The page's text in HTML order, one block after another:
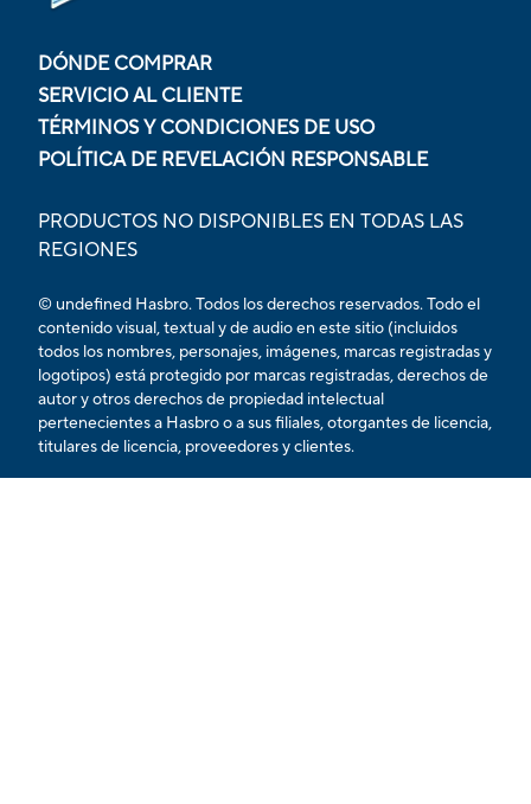
DÓNDE COMPRAR
SERVICIO AL CLIENTE
TÉRMINOS Y CONDICIONES DE USO
POLÍTICA DE REVELACIÓN RESPONSABLE
PRODUCTOS NO DISPONIBLES EN TODAS LAS
REGIONES
© undefined Hasbro. Todos los derechos reservados. Todo el
contenido visual, textual y de audio en este sitio (incluidos
todos los nombres, personajes, imágenes, marcas registradas y
logotipos) está protegido por marcas registradas, derechos de
autor y otros derechos de propiedad intelectual
pertenecientes a Hasbro o a sus filiales, otorgantes de licencia,
titulares de licencia, proveedores y clientes.